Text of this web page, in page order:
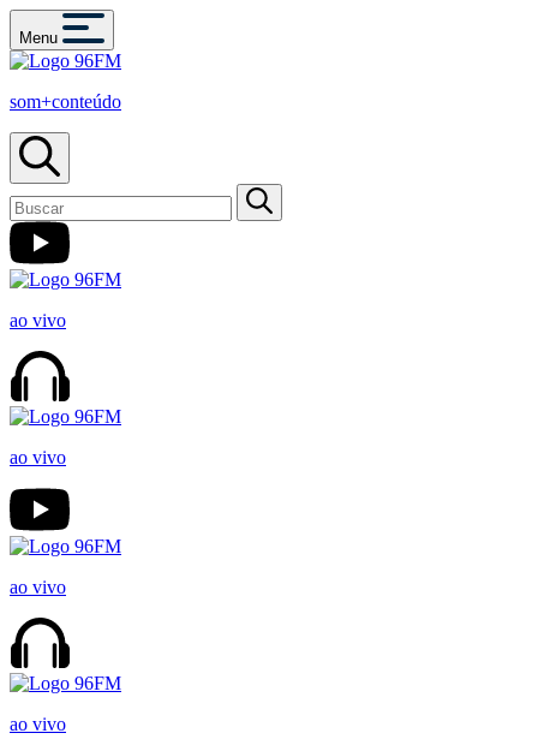
Menu
som+conteúdo
ao vivo
ao vivo
ao vivo
ao vivo